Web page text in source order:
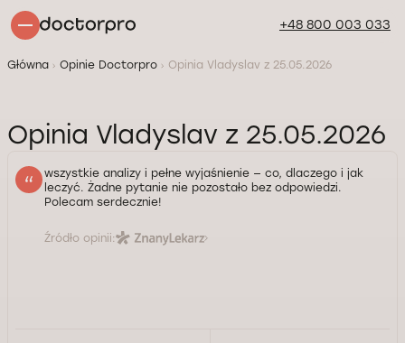
+48 800 003 033
Główna Opinie Doctorpro Opinia Vladyslav z 25.05.2026
Opinia Vladyslav z 25.05.2026
wszystkie analizy i pełne wyjaśnienie — co, dlaczego i jak
leczyć. Żadne pytanie nie pozostało bez odpowiedzi.
Polecam serdecznie!
Źródło opinii: